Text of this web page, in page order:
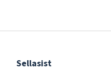
Sellasist